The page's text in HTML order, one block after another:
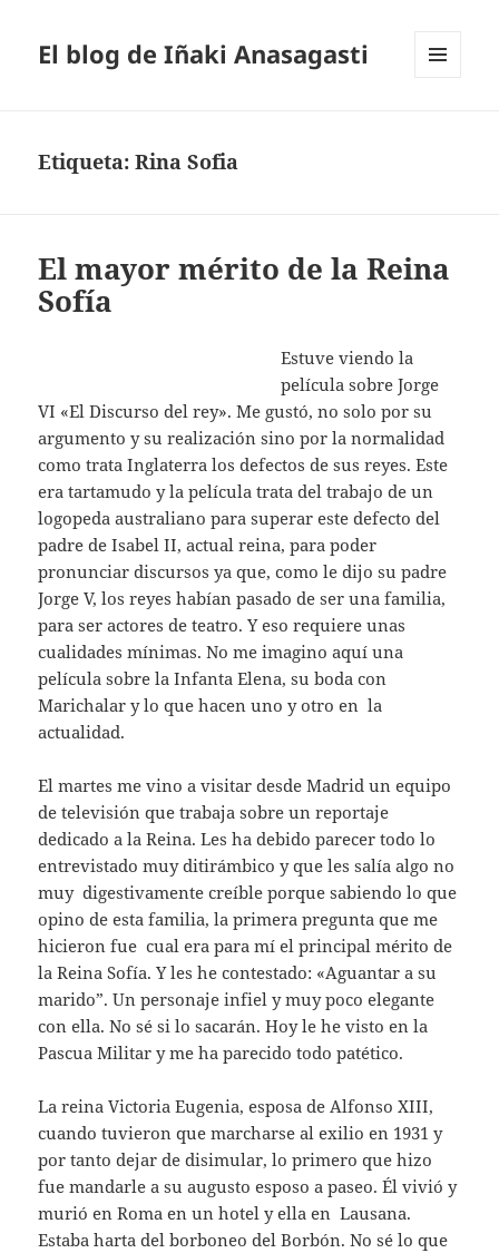
El blog de Iñaki Anasagasti
Etiqueta:Rina Sofia
El mayor mérito de la Reina
Sofía
Estuve viendo la
película sobre Jorge
VI «El Discurso del rey». Me gustó, no solo por su
argumento y su realización sino por la normalidad
como trata Inglaterra los defectos de sus reyes. Este
era tartamudo y la película trata del trabajo de un
logopeda australiano para superar este defecto del
padre de Isabel II, actual reina, para poder
pronunciar discursos ya que, como le dijo su padre
Jorge V, los reyes habían pasado de ser una familia,
para ser actores de teatro. Y eso requiere unas
cualidades mínimas. No me imagino aquí una
película sobre la Infanta Elena, su boda con
Marichalar y lo que hacen uno y otro en la
actualidad.
El martes me vino a visitar desde Madrid un equipo
de televisión que trabaja sobre un reportaje
dedicado a la Reina. Les ha debido parecer todo lo
entrevistado muy ditirámbico y que les salía algo no
muy digestivamente creíble porque sabiendo lo que
opino de esta familia, la primera pregunta que me
hicieron fue cual era para mí el principal mérito de
la Reina Sofía. Y les he contestado: «Aguantar a su
marido”. Un personaje infiel y muy poco elegante
con ella. No sé si lo sacarán. Hoy le he visto en la
Pascua Militar y me ha parecido todo patético.
La reina Victoria Eugenia, esposa de Alfonso XIII,
cuando tuvieron que marcharse al exilio en 1931 y
por tanto dejar de disimular, lo primero que hizo
fue mandarle a su augusto esposo a paseo. Él vivió y
murió en Roma en un hotel y ella en Lausana.
Estaba harta del borboneo del Borbón. No sé lo que